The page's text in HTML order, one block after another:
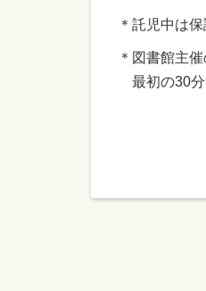
＊託児中は
＊図書館主
最初の30